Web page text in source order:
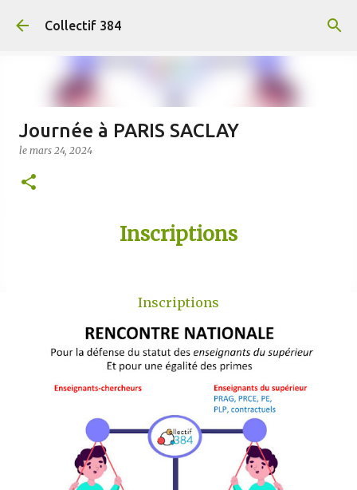
Accéder au contenu principal
Collectif 384
Journée à PARIS SACLAY
le mars 24, 2024
Inscriptions
Inscriptions